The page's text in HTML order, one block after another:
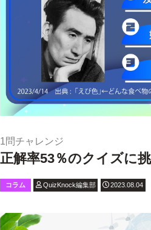
1問チャレンジ
正解率53％のクイズに
コラム QuizKnock編集部 2023.08.04